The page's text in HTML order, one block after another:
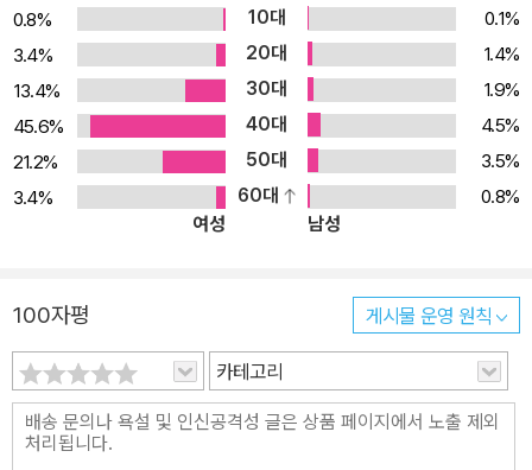
0.8% 10대
0.1%
3.4%
20대
1.4%
13.4%
30대
1.9%
45.6%
40대
4.5%
21.2%
50대
3.5%
3.4%
60대
0.8%
여성
남성
100자평 게시물 운영 원칙
카테고리